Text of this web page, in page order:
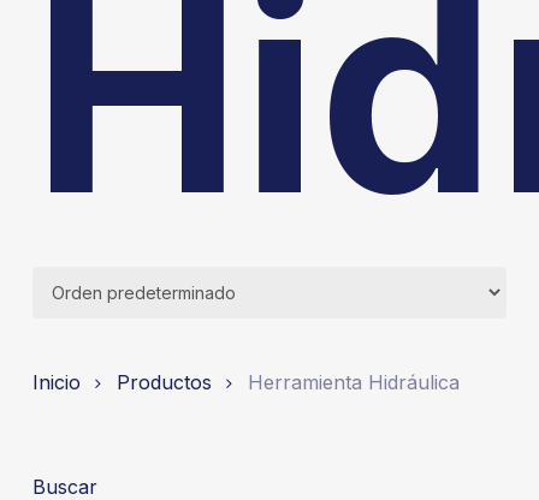
Inicio Productos Herramienta Hidráulica
Buscar